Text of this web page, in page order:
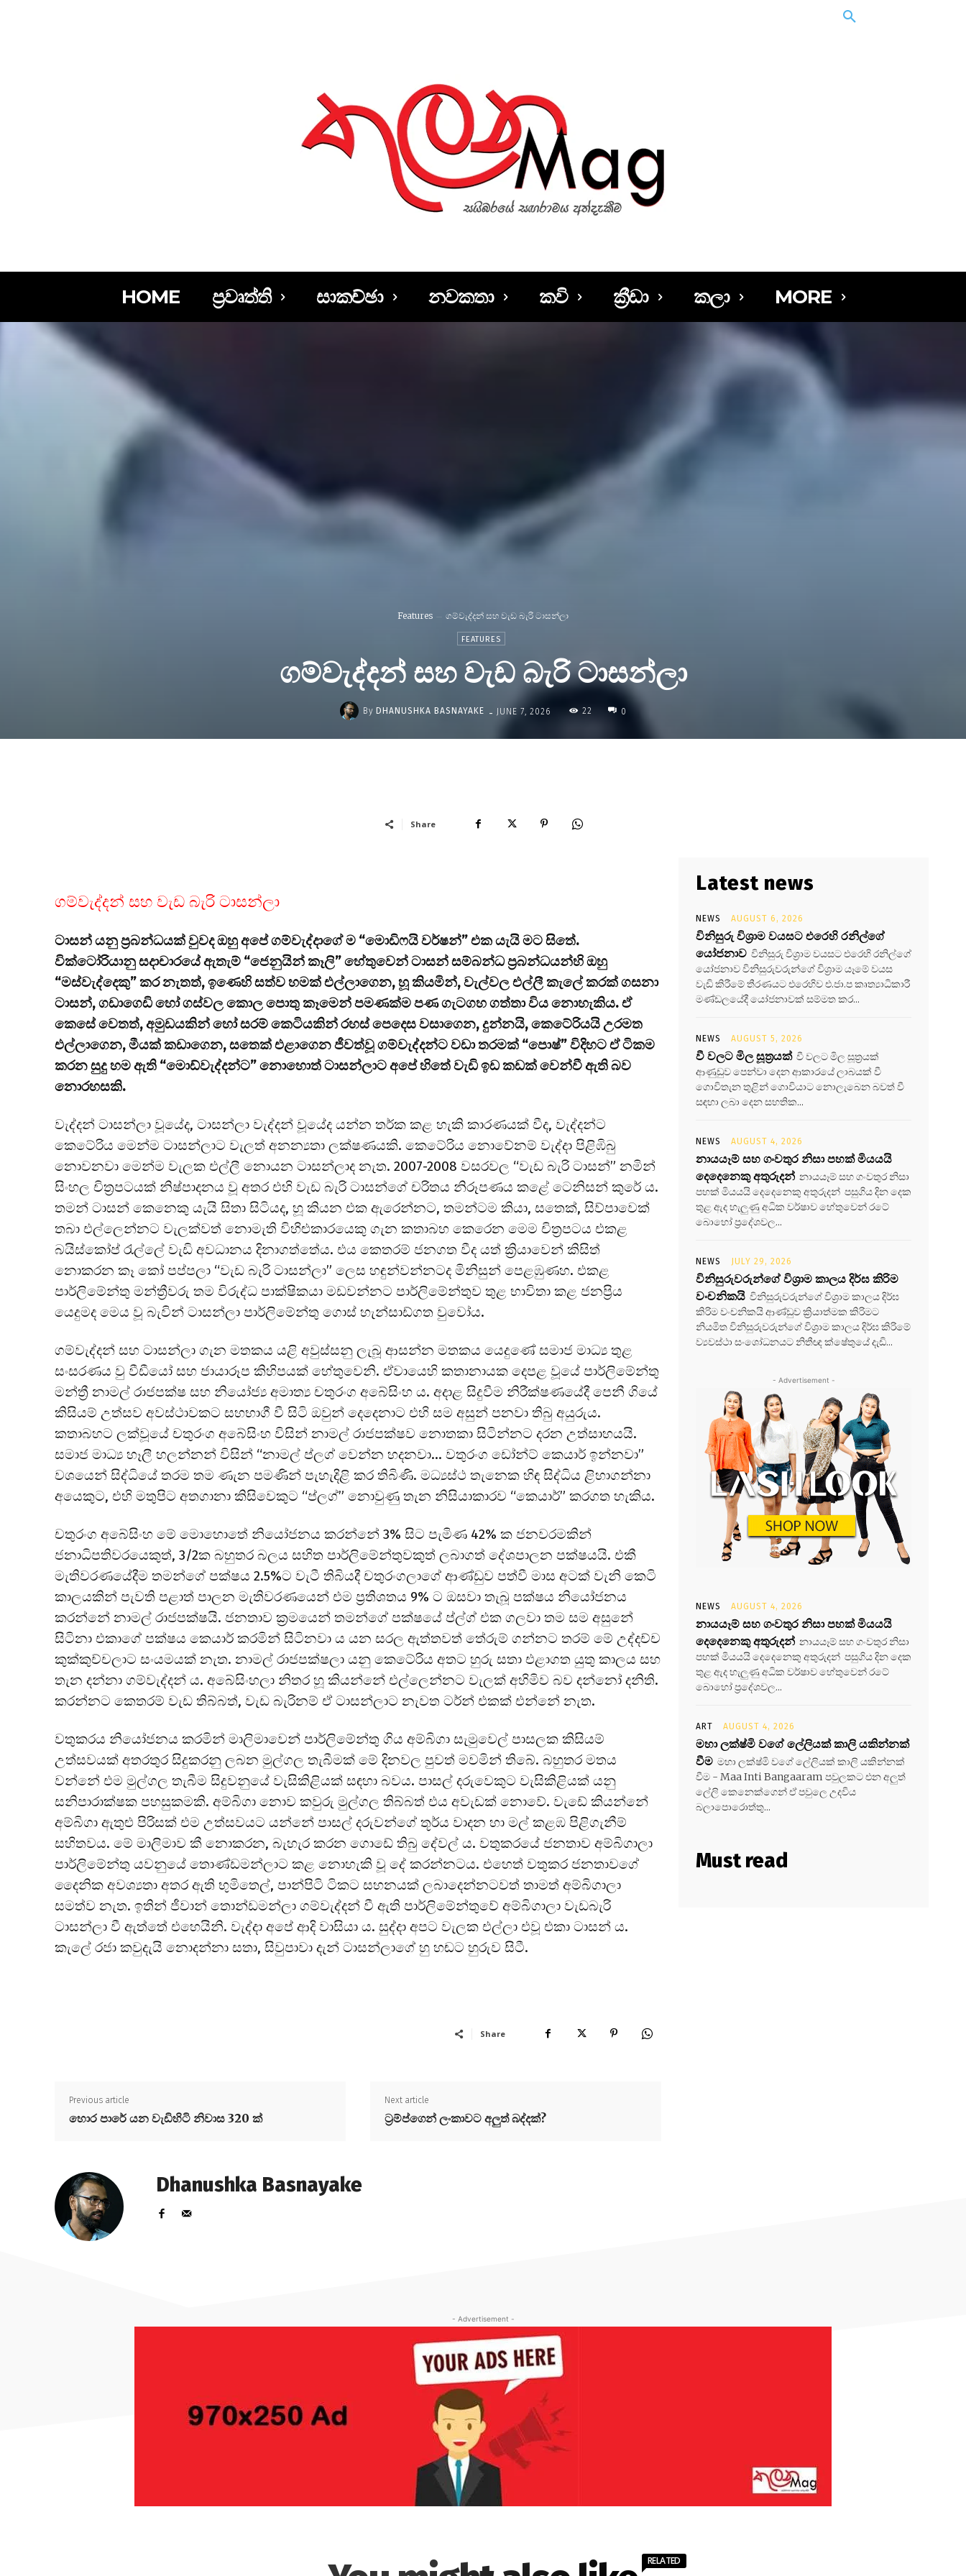
HOME ප්‍රවෘත්ති සාකච්ඡා නවකතා කවි ක්‍රීඩා කලා MORE
Features ගම්වැද්දන් සහ වැඩ බැරි ටාසන්ලා
FEATURES
ගම්වැද්දන් සහ වැඩ බැරි ටාසන්ලා
By DHANUSHKA BASNAYAKE - JUNE 7, 2026 22 0
Share
ගම්වැද්දන් සහ වැඩ බැරි ටාසන්ලා
ටාසන් යනු ප්‍රබන්ධයක් වුවද ඔහු අපේ ගම්වැද්දාගේ ම “මොඩිෆයි වර්ෂන්” එක යැයි මට සිතේ.
වික්ටෝරියානු සදාචාරයේ ඇතැම් “ජෙනුයින් කෑලි” හේතුවෙන් ටාසන් සම්බන්ධ ප්‍රබන්ධයන්හි ඔහු
“මස්වැද්දෙකු” කර නැතත්, ඉණෙහි සත්ව හමක් එල්ලාගෙන, හූ කියමින්, වැල්වල එල්ලී කැලේ කරක් ගසනා
ටාසන්, ගඩාගෙඩි හෝ ගස්වල කොල පොතු කෑමෙන් පමණක්ම පණ ගැටගහ ගත්තා විය නොහැකිය. ඒ
කෙසේ වෙතත්, අමුඩයකින් හෝ සරම් කෙටියකින් රහස් පෙදෙස වසාගෙන, දුන්නයි, කෙටේරියයි උරමත
එල්ලාගෙන, මීයක් කඩාගෙන, සතෙක් එළාගෙන ජීවත්වූ ගම්වැද්දන්ට වඩා තරමක් “පොෂ්” විදිහට ඒ ටිකම
කරන සුදු හම ඇති “මොඩ්වැද්දන්ට” නොහොත් ටාසන්ලාට අපේ හිතේ වැඩි ඉඩ කඩක් වෙන්වී ඇති බව
නොරහසකි.
වැද්දන් ටාසන්ලා වූයේද, ටාසන්ලා වැද්දන් වූයේද යන්න තර්ක කළ හැකි කාරණයක් වීද, වැද්දන්ට
කෙටේරිය මෙන්ම ටාසන්ලාට වැලත් අනන්‍යතා ලක්ෂණයකි. කෙටේරිය නොවේනම් වැද්දා පිළිඹිබු
නොවනවා මෙන්ම වැලක එල්ලී නොයන ටාසන්ලාද නැත. 2007-2008 වසරවල “වැඩ බැරි ටාසන්” නමින්
සිංහල චිත්‍රපටයක් නිෂ්පාදනය වූ අතර එහි වැඩ බැරි ටාසන්ගේ චරිතය නිරූපණය කළේ ටෙනිසන් කුරේ ය.
තමන් ටාසන් කෙනෙකු යැයි සිතා සිටියද, හූ කියන එක ඇරෙන්නට, තමන්ටම කියා, සතෙක්, සිව්පාවෙක්
තබා එල්ලෙන්නට වැලක්වත් නොමැති විහිළුකාරයෙකු ගැන කතාබහ කෙරෙන මෙම චිත්‍රපටය එකළ
බයිස්කෝප් රැල්ලේ වැඩි අවධානය දිනාගත්තේය. එය කෙතරම් ජනගත වීද යත් ක්‍රියාවෙන් කිසිත්
නොකරන කෑ කෝ පප්පලා “වැඩ බැරි ටාසන්ලා” ලෙස හඳුන්වන්නටද මිනිසුන් පෙළඹුණහ. එකළ
පාර්ලිමේන්තු මන්ත්‍රීවරු තම විරුද්ධ පාක්ෂිකයා මඩවන්නට පාර්ලිමේන්තුව තුළ භාවිතා කළ ජනප්‍රිය
යෙදුමද මෙය වූ බැවින් ටාසන්ලා පාර්ලිමේන්තු ගොස් හැන්සාඩ්ගත වුවෝය.
ගම්වැද්දන් සහ ටාසන්ලා ගැන මතකය යළි අවුස්සනු ලැබූ ආසන්න මතකය යෙදුණේ සමාජ මාධ්‍ය තුළ
සංසරණය වු වීඩීයෝ සහ ජායාරූප කිහිපයක් හේතුවෙනි. ඒවායෙහි කතානායක දෙපළ වූයේ පාර්ලිමේන්තු
මන්ත්‍රී නාමල් රාජපක්ෂ සහ නියෝජ්‍ය අමාත්‍ය චතුරංග අබේසිංහ ය. අදාළ සිදුවීම නිරීක්ෂණයේදී පෙනී ගියේ
කිසියම් උත්සව අවස්ථාවකට සහභාගී වී සිටි ඔවුන් දෙදෙනාට එහි සම අසුන් පනවා තිබු අයුරුය.
කතාබහට ලක්වූයේ චතුරංග අබේසිංහ විසින් නාමල් රාජපක්ෂව නොතකා සිටින්නට දරන උත්සාහයයි.
සමාජ මාධ්‍ය හෑලී හලන්නන් විසින් “නාමල් ප්ලග් වෙන්න හදනවා… වතුරංග ඩෝන්ට් කෙයාර් ඉන්නවා”
වශයෙන් සිද්ධියේ තරම තම ණැන පමණින් පැහැදිළි කර තිබිණි. මධ්‍යස්ථ තැනෙක හිඳ සිද්ධිය ළිහාගන්නා
අයෙකුට, එහි මතුපිට අතගානා කිසිවෙකුට “ප්ලග්” නොවුණු තැන නිසියාකාරව “කෙයාර්” කරගත හැකිය.
චතුරංග අබේසිංහ මේ මොහොතේ නියෝජනය කරන්නේ 3% සිට පැමිණ 42% ක ජනවරමකින්
ජනාධිපතිවරයෙකුත්, 3/2ක බහුතර බලය සහිත පාර්ලිමේන්තුවකුත් ලබාගත් දේශපාලන පක්ෂයයි. එකී
මැතිවරණයේදීම තමන්ගේ පක්ෂය 2.5%ට වැටී තිබියදී චතුරංගලාගේ ආණ්ඩුව පත්වී මාස අටක් වැනි කෙටි
කාලයකින් පැවති පළාත් පාලන මැතිවරණයෙන් එම ප්‍රතිශතය 9% ට ඔසවා තැබූ පක්ෂය නියෝජනය
කරන්නේ නාමල් රාජපක්ෂයි. ජනතාව ක්‍රමයෙන් තමන්ගේ පක්ෂයේ ප්ල්ග් එක ගලවා තම සම අසුනේ
සිටිනා එකාගේ පක්ෂය කෙයාර් කරමින් සිටිනවා ය යන සරල ඇත්තවත් තේරුම් ගන්නට තරම් මේ උද්දච්ච
කුක්කුච්චලාට සංයමයක් නැත. නාමල් රාජපක්ෂලා යනු කෙටේරිය අතට හුරු සතා එළාගත යුතු කාලය සහ
තැන දන්නා ගම්වැද්දන් ය. අබේසිංහලා නිතර හූ කියන්නේ එල්ලෙන්නට වැලක් අහිමිව බව දන්නෝ දනිති.
කරන්නට කෙතරම් වැඩ තිබ්බත්, වැඩ බැරිනම් ඒ ටාසන්ලාට නැවත ටර්න් එකක් එන්නේ නැත.
වතුකරය නියෝජනය කරමින් මාලිමාවෙන් පාර්ලිමේන්තු ගිය අම්බිගා සැමුවෙල් පාසලක කිසියම්
උත්සවයක් අතරතුර සිදුකරනු ලබන මුල්ගල තැබීමක් මේ දිනවල පුවත් මවමින් තිබේ. බහුතර මතය
වන්නේ එම මුල්ගල තැබීම සිදුවනුයේ වැසිකිළියක් සඳහා බවය. පාසල් දරුවෙකුට වැසිකිළියක් යනු
සනිපාරාක්ෂක පහසුකමකි. අම්බිගා නොව කවුරු මුල්ගල තිබ්බත් එය අවැඩක් නොවේ. වැඩේ කියන්නේ
අම්බිගා ඇතුළු පිරිසක් එම උත්සවයට යන්නේ පාසල් දරුවන්ගේ තූර්ය වාදන හා මල් කළඹ පිළිගැනීම්
සහිතවය. මේ මාලිමාව කී නොකරන, බැහැර කරන ගොඩේ තිබු දේවල් ය. වතුකරයේ ජනතාව අම්බිගාලා
පාර්ලිමේන්තු යවනුයේ තොණ්ඩමන්ලාට කළ නොහැකි වූ දේ කරන්නටය. එහෙත් වතුකර ජනතාවගේ
දෛනික අවශ්‍යතා අතර ඇති භුමිතෙල්, පාන්පිටි ටිකට සහනයක් ලබාදෙන්නටවත් තාමත් අම්බිගාලා
සමත්ව නැත. ඉතින් ජීවාන් තොන්ඩමන්ලා ගම්වැද්දන් වී ඇති පාර්ලිමේන්තුවේ අම්බිගාලා වැඩබැරි
ටාසන්ලා වී ඇත්තේ එහෙයිනි. වැද්දා අපේ ආදි වාසියා ය. සුද්දා අපට වැලක එල්ලා එවූ එකා ටාසන් ය.
කැලේ රජා කවුදැයි නොදන්නා සතා, සිවුපාවා දැන් ටාසන්ලාගේ හු හඬට හුරුව සිටී.
Share
Previous article
හොර පාරේ යන වැඩිහිටි නිවාස 320 ක්
Next article
ට්‍රම්ප්ගෙන් ලංකාවට අලුත් බද්දක්?
Dhanushka Basnayake
Latest news
NEWS AUGUST 6, 2026
විනිසුරු විශ්‍රාම වයසට එරෙහි රනිල්ගේ
යෝජනාව විනිසුරු විශ්‍රාම වයසට එරෙහි රනිල්ගේ
යෝජනාව විනිසුරුවරුන්ගේ විශ්‍රාම යෑමේ වයස
වැඩි කිරීමේ තීරණයට එරෙහිව එ.ජා.ප කෘත්‍යාධිකාරී
මණ්ඩලයේදී යෝජනාවක් සම්මත කර...
NEWS AUGUST 5, 2026
වී වලට මිල සූත්‍රයක් වී වලට මිල සූත්‍රයක්
ආණුඩුව පෙන්වා දෙන ආකාරයේ ලාබයක් වී
ගොවිතැන තුළින් ගොවියාට නොලැබෙන බවත් වී
සඳහා ලබා දෙන සහතික...
NEWS AUGUST 4, 2026
නායයෑම් සහ ගංවතුර නිසා පහක් මියයයි
දෙදෙනෙකු අතුරුදන් නායයෑම් සහ ගංවතුර නිසා
පහක් මියයයි දෙදෙනෙකු අතුරුදන් පසුගිය දින දෙක
තුළ ඇද හැලුණු අධික වර්ෂාව හේතුවෙන් රටේ
බොහෝ ප්‍රදේශවල...
NEWS JULY 29, 2026
විනිසුරුවරුන්ගේ විශ්‍රාම කාලය දිර්ඝ කිරිම
වංචනිකයි විනිසුරුවරුන්ගේ විශ්‍රාම කාලය දිර්ඝ
කිරිම වංචනිකයි ආණ්ඩුව ක්‍රියාත්මක කිරිමට
නියමිත විනිසුරුවරුන්ගේ විශ්‍රාම කාලය දිර්ඝ කිරිමේ
ව්‍යවස්ථා සංශෝධනයට නිතීඥ ක්ෂේතුයේ දැඩි...
- Advertisement -
NEWS AUGUST 4, 2026
නායයෑම් සහ ගංවතුර නිසා පහක් මියයයි
දෙදෙනෙකු අතුරුදන් නායයෑම් සහ ගංවතුර නිසා
පහක් මියයයි දෙදෙනෙකු අතුරුදන් පසුගිය දින දෙක
තුළ ඇද හැලුණු අධික වර්ෂාව හේතුවෙන් රටේ
බොහෝ ප්‍රදේශවල...
ART AUGUST 4, 2026
මහා ලක්ෂ්මි වගේ ලේලියක් කාලි යකින්නක්
වීම මහා ලක්ෂ්මි වගේ ලේලියක් කාලි යකින්නක්
වීම - Maa Inti Bangaaram පවුලකට එන අලුත්
ලේලි කෙනෙක්ගෙන් ඒ පවුලෙ උදවිය
බලාපොරොත්තු...
Must read
- Advertisement -
RELATED